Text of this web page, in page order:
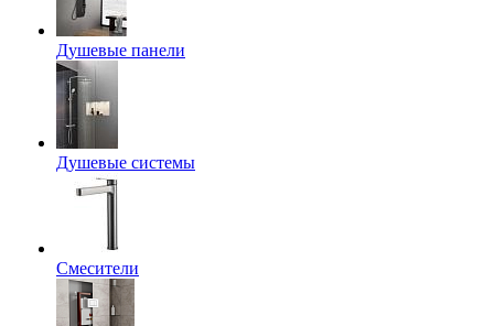
Душевые панели
Душевые системы
Смесители